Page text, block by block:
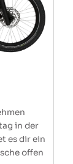
in der
es dir ein
offen